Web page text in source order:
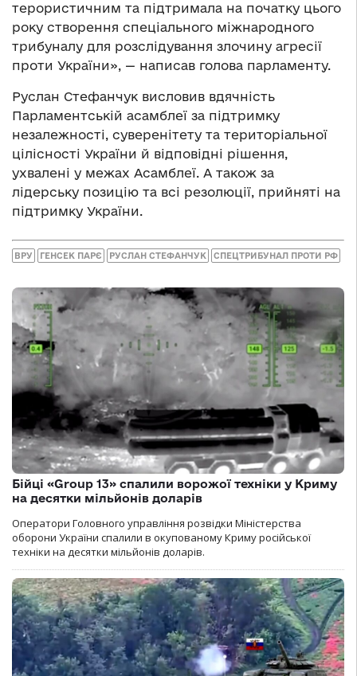
терористичним та підтримала на початку цього
року створення спеціального міжнародного
трибуналу для розслідування злочину агресії
проти України», — написав голова парламенту.
Руслан Стефанчук висловив вдячність
Парламентській асамблеї за підтримку
незалежності, суверенітету та територіальної
цілісності України й відповідні рішення,
ухвалені у межах Асамблеї. А також за
лідерську позицію та всі резолюції, прийняті на
підтримку України.
ВРУ ГЕНСЕК ПАРЄ РУСЛАН СТЕФАНЧУК СПЕЦТРИБУНАЛ ПРОТИ РФ
Бійці «Group 13» спалили ворожої техніки у Криму
на десятки мільйонів доларів
Оператори Головного управління розвідки Міністерства
оборони України спалили в окупованому Криму російської
техніки на десятки мільйонів доларів.